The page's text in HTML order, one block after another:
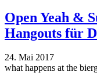
Open Yeah &
Hangouts für
24. Mai 2017
what happens at the